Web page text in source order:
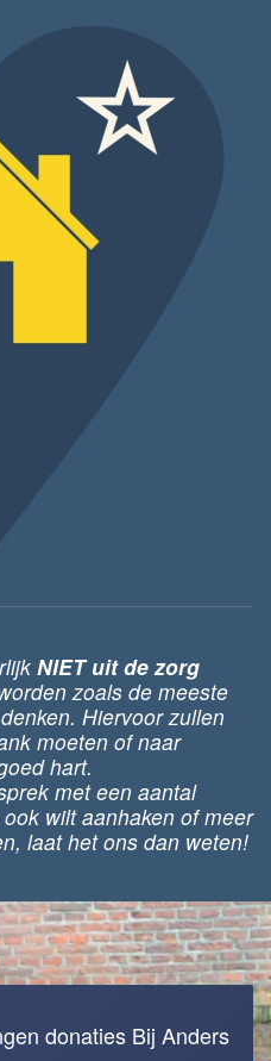
NIET uit de zorg
zoals de meeste
Hiervoor zullen
moeten of naar
hart.
met een aantal
wilt aanhaken of meer
laat het ons dan weten!
donaties Bij Anders